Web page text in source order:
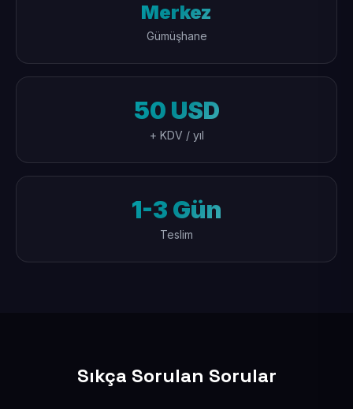
Merkez
Gümüşhane
50 USD
+ KDV / yıl
1-3 Gün
Teslim
Sıkça Sorulan Sorular